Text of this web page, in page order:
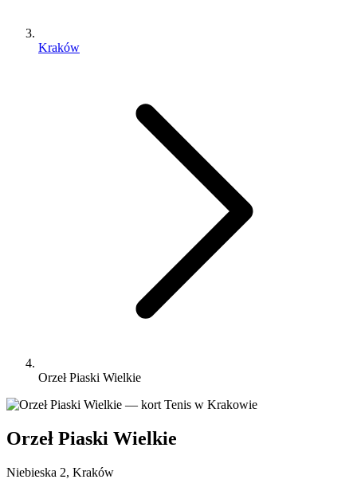
Kraków
Orzeł Piaski Wielkie
Orzeł Piaski Wielkie
Niebieska 2, Kraków